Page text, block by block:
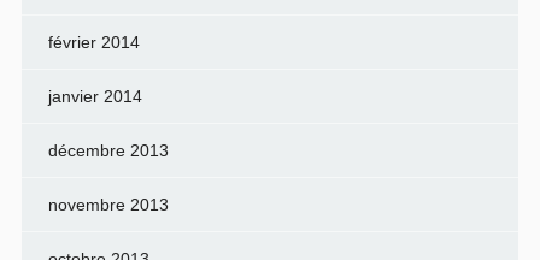
février 2014
janvier 2014
décembre 2013
novembre 2013